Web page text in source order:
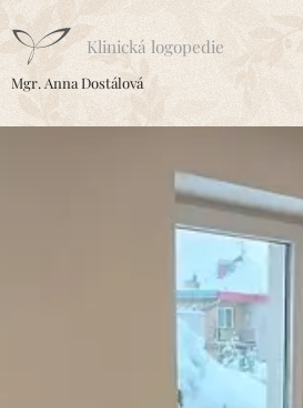
Klinická logopedie
Mgr. Anna Dostálová